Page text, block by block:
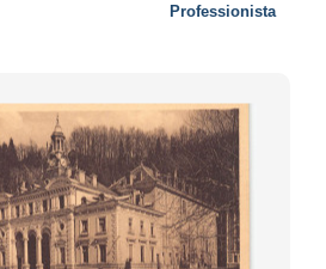
Professionista